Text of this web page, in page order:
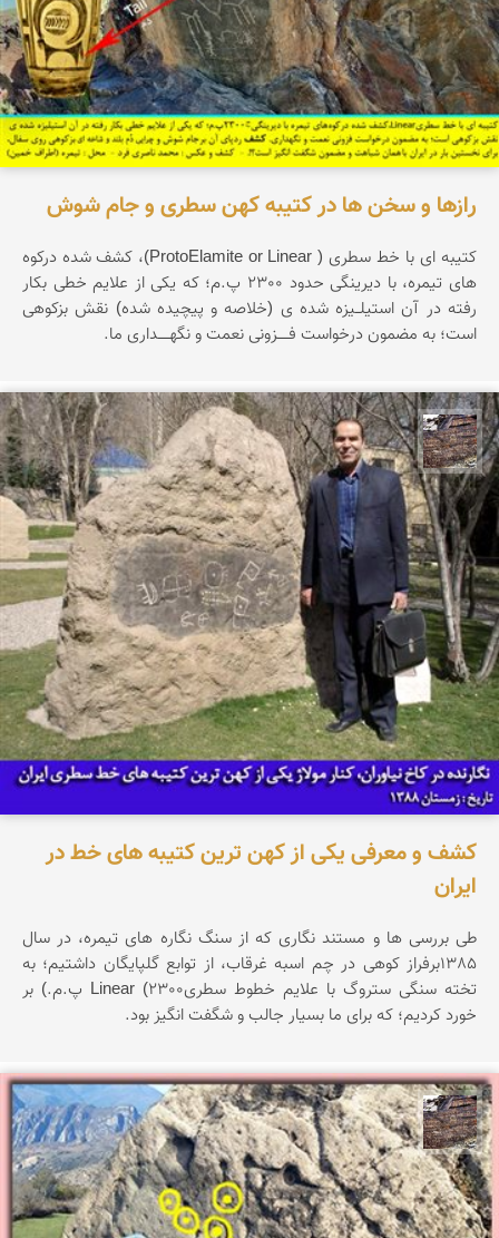
رازها و سخن ها در کتیبه کهن سطری و جام شوش
کتیبه ای با خط سطری ( ProtoElamite or Linear)، کشف شده درکوه
های تیمره، با دیرینگی حدود 2300 پ.م؛ که یکی از علایم خطی بکار
رفته در آن استیلــیزه شده ی (خلاصه و پیچیده شده) نقش بزکوهی
است؛ به مضمون درخواست فـــــزونی نعمت و نگهـــــداری ما.
محمد ناصری فرد
کشف و معرفی یکی از کهن ترین کتیبه های خط در
ایران
طی بررسی ها و مستند نگاری که از سنگ نگاره های تیمره، در سال
1385برفراز کوهی در چم اسبه غرقاب، از توابع گلپایگان داشتیم؛ به
تخته سنگی ستروگ با علایم خطوط سطریLinear (2300 پ.م.) بر
خورد کردیم؛ که برای ما بسیار جالب و شگفت انگیز بود.
محمد ناصری فرد